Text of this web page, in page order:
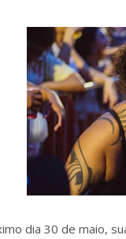
dia 30 de maio,